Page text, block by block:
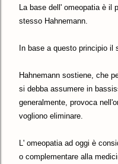
La base dell' omeopatia è il
stesso Hahnemann.
In base a questo principio il
Hahnemann sostiene, che
si debba assumere in
generalmente, provoca
vogliono eliminare.
L' omeopatia ad oggi è
o complementare alla